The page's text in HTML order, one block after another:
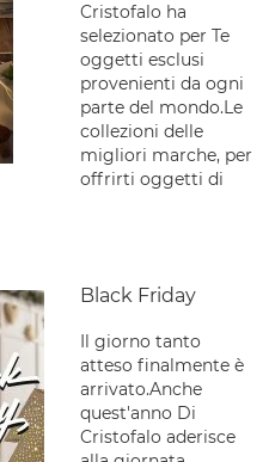
Cristofalo ha
selezionato per Te
oggetti esclusi
provenienti da ogni
parte del mondo.Le
collezioni delle
migliori marche, per
offrirti oggetti di
Black Friday
Il giorno tanto
atteso finalmente è
arrivato.Anche
quest'anno Di
Cristofalo aderisce